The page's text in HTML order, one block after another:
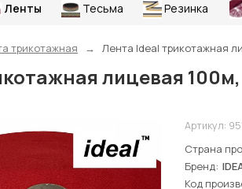
Ленты Тесьма Резинка
трикотажная Лента Ideal трикотажная
лицевая
Артикул:
Страна
Бренд
Код